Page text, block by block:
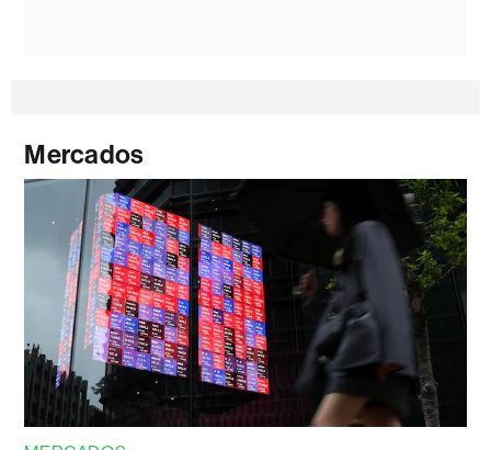
Mercados